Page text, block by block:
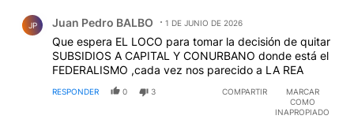
JP Juan Pedro BALBO 1 DE JUNIO DE 2026
Que espera EL LOCO para tomar la decisión de quitar
SUBSIDIOS A CAPITAL Y CONURBANO donde está el
FEDERALISMO ,cada vez nos parecido a LA REA
RESPONDER 0 3 COMPARTIR
MARCAR
COMO
INAPROPIADO